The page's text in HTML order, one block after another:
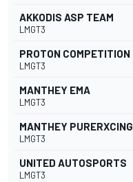
AKKODIS ASP TEAM
LMGT3
PROTON COMPETITION
LMGT3
MANTHEY EMA
LMGT3
MANTHEY PURERXCING
LMGT3
UNITED AUTOSPORTS
LMGT3